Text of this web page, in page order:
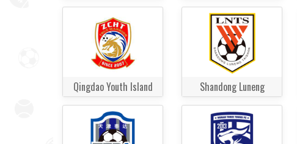
Qingdao Youth Island Shandong Luneng